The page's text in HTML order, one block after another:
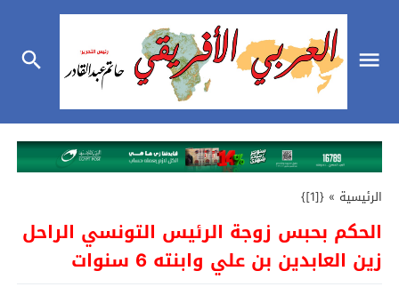
الرئيسية »
{[1]}
الحكم بحبس زوجة الرئيس التونسي الراحل
زين العابدين بن علي وابنته 6 سنوات